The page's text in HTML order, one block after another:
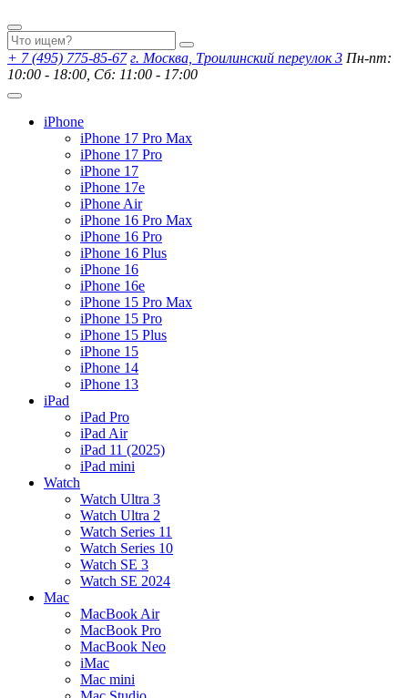
+ 7 (495) 775-85-67 г. Москва, Троилинский переулок 3 Пн-пт:
10:00 - 18:00, Сб: 11:00 - 17:00
iPhone
iPhone 17 Pro Max
iPhone 17 Pro
iPhone 17
iPhone 17e
iPhone Air
iPhone 16 Pro Max
iPhone 16 Pro
iPhone 16 Plus
iPhone 16
iPhone 16e
iPhone 15 Pro Max
iPhone 15 Pro
iPhone 15 Plus
iPhone 15
iPhone 14
iPhone 13
iPad
iPad Pro
iPad Air
iPad 11 (2025)
iPad mini
Watch
Watch Ultra 3
Watch Ultra 2
Watch Series 11
Watch Series 10
Watch SE 3
Watch SE 2024
Mac
MacBook Air
MacBook Pro
MacBook Neo
iMac
Mac mini